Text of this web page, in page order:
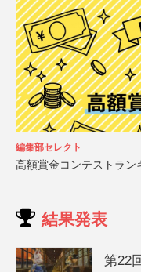
編集部セレクト
高額賞金コンテストラン
結果発表
第22